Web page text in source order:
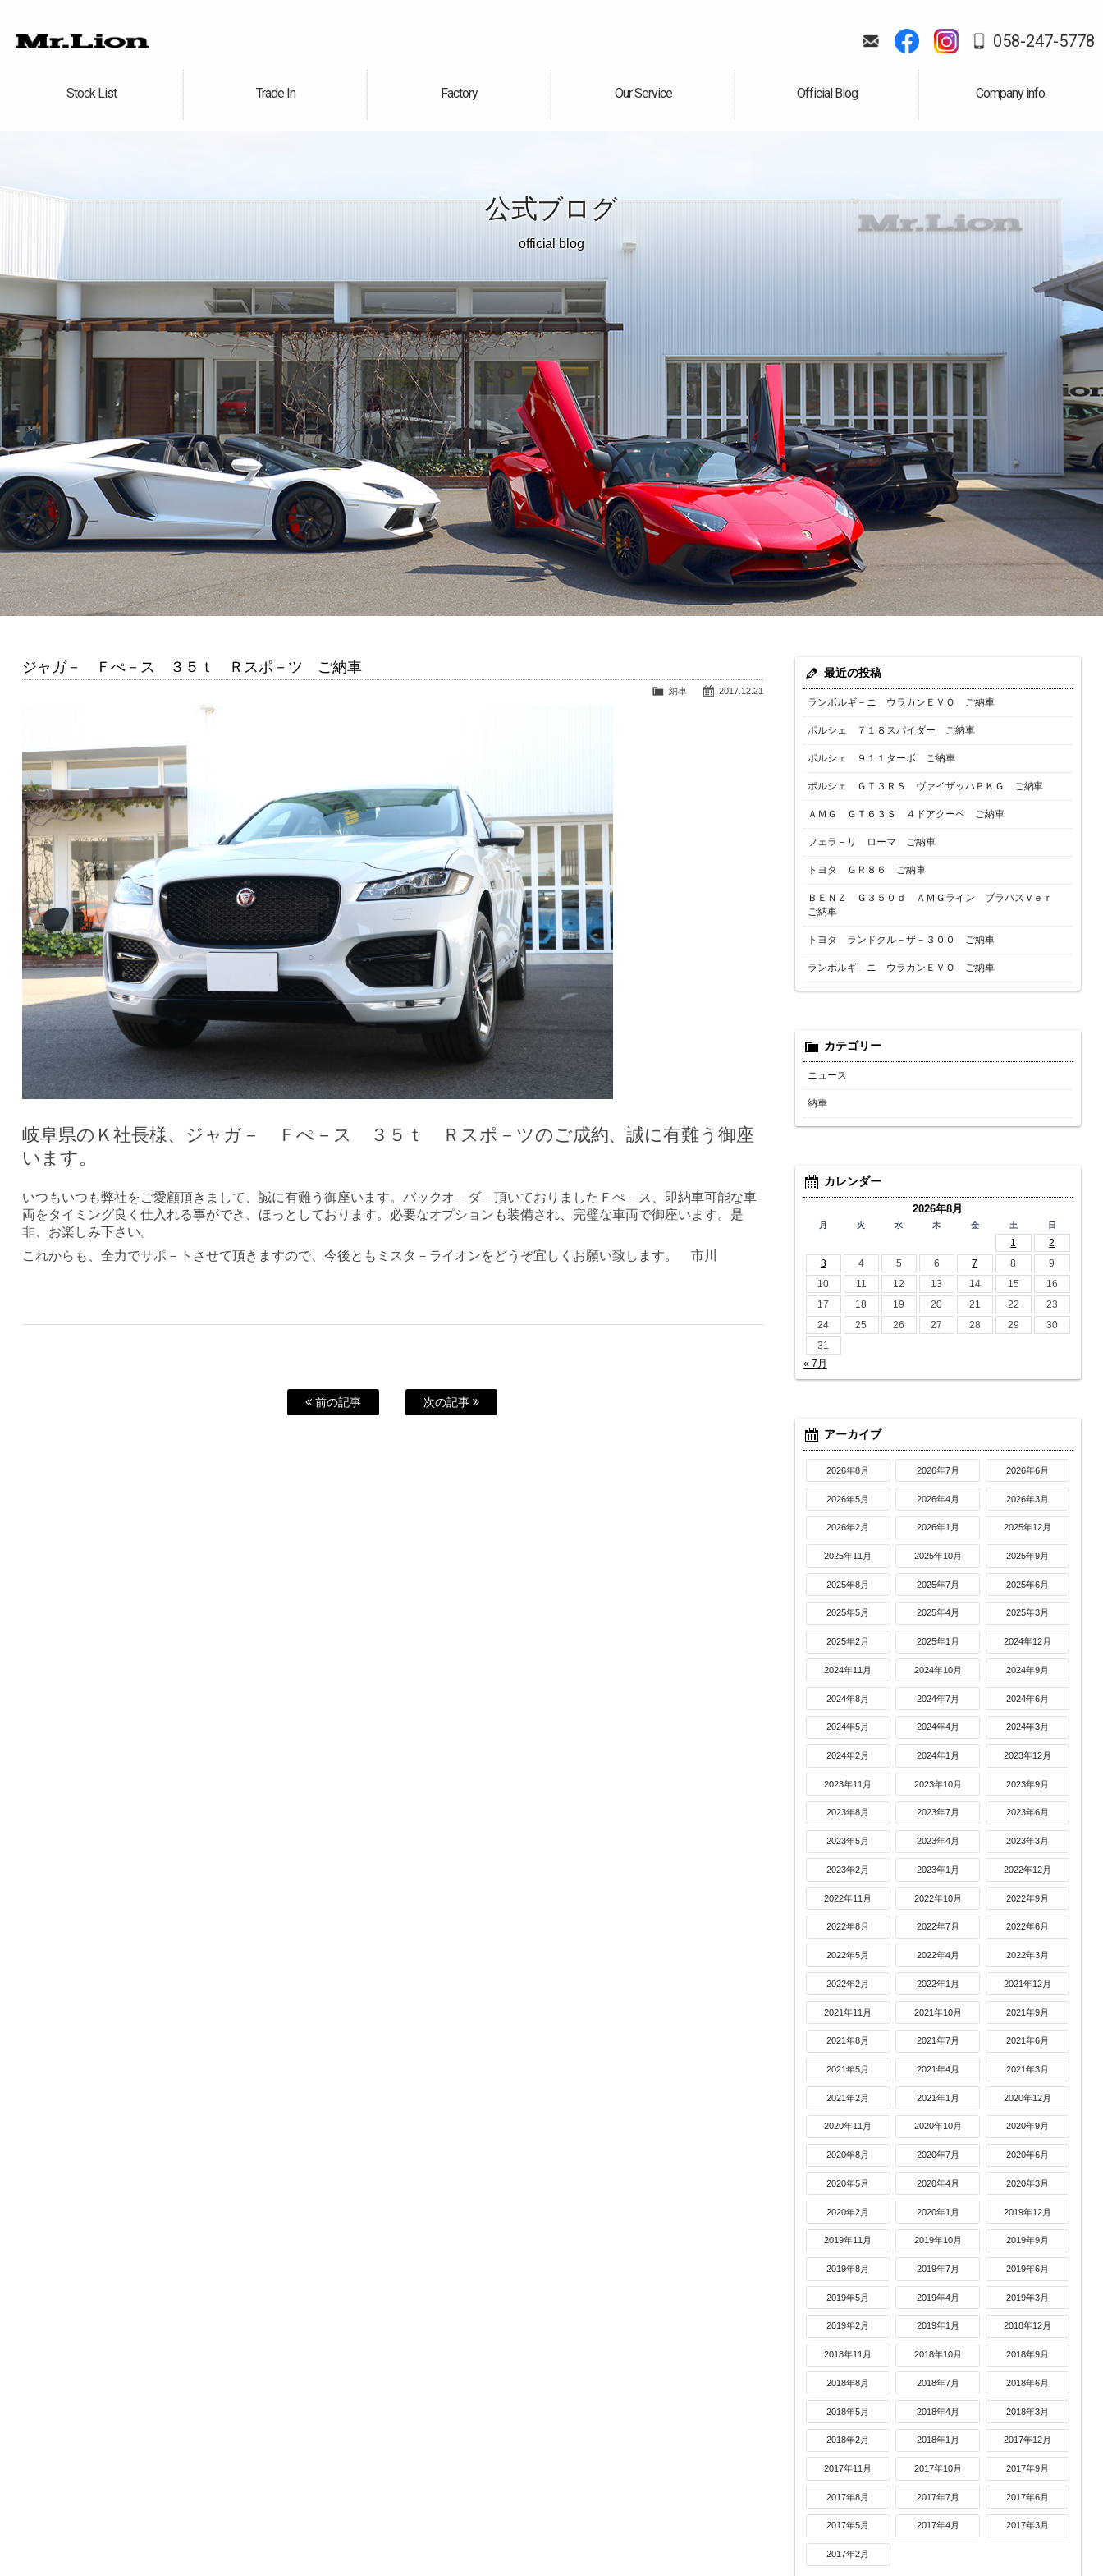
058-247-5778
Stock List
在庫車情報 Trade In
買取無料査定 Factory
自社工場 Our Service
サービス案内 Official Blog
公式ブログ Company info.
会社案内
公式ブログ
official blog
ジャガ－ Ｆぺ－ス ３５ｔ Ｒスポ－ツ ご納車
2017.12.21
納車
岐阜県のＫ社長様、ジャガ－ Ｆぺ－ス ３５ｔ Ｒスポ－ツのご成約、誠に有難う御座
います。
いつもいつも弊社をご愛顧頂きまして、誠に有難う御座います。バックオ－ダ－頂いておりましたＦぺ－ス、即納車可能な車
両をタイミング良く仕入れる事ができ、ほっとしております。必要なオプションも装備され、完璧な車両で御座います。是
非、お楽しみ下さい。
これからも、全力でサポ－トさせて頂きますので、今後ともミスタ－ライオンをどうぞ宜しくお願い致します。 市川
前の記事 次の記事
最近の投稿
ランボルギ－ニ ウラカンＥＶＯ ご納車
ポルシェ ７１８スパイダー ご納車
ポルシェ ９１１ターボ ご納車
ポルシェ ＧＴ３ＲＳ ヴァイザッハＰＫＧ ご納車
ＡＭＧ ＧＴ６３Ｓ ４ドアクーペ ご納車
フェラ－リ ローマ ご納車
トヨタ ＧＲ８６ ご納車
ＢＥＮＺ Ｇ３５０ｄ ＡＭＧライン ブラバスＶｅｒ
ご納車
トヨタ ランドクル－ザ－３００ ご納車
ランボルギ－ニ ウラカンＥＶＯ ご納車
カテゴリー
ニュース
納車
カレンダー
2026年8月
月 火 水 木 金 土 日
1
2
3
4 5 6 7 8
9
10
11 12 13 14 15
16
17
18 19 20 21 22
23
24
25 26 27 28 29
30
31
« 7月
アーカイブ
2026年8月 2026年7月 2026年6月
2026年5月 2026年4月 2026年3月
2026年2月 2026年1月 2025年12月
2025年11月 2025年10月 2025年9月
2025年8月 2025年7月 2025年6月
2025年5月 2025年4月 2025年3月
2025年2月 2025年1月 2024年12月
2024年11月 2024年10月 2024年9月
2024年8月 2024年7月 2024年6月
2024年5月 2024年4月 2024年3月
2024年2月 2024年1月 2023年12月
2023年11月 2023年10月 2023年9月
2023年8月 2023年7月 2023年6月
2023年5月 2023年4月 2023年3月
2023年2月 2023年1月 2022年12月
2022年11月 2022年10月 2022年9月
2022年8月 2022年7月 2022年6月
2022年5月 2022年4月 2022年3月
2022年2月 2022年1月 2021年12月
2021年11月 2021年10月 2021年9月
2021年8月 2021年7月 2021年6月
2021年5月 2021年4月 2021年3月
2021年2月 2021年1月 2020年12月
2020年11月 2020年10月 2020年9月
2020年8月 2020年7月 2020年6月
2020年5月 2020年4月 2020年3月
2020年2月 2020年1月 2019年12月
2019年11月 2019年10月 2019年9月
2019年8月 2019年7月 2019年6月
2019年5月 2019年4月 2019年3月
2019年2月 2019年1月 2018年12月
2018年11月 2018年10月 2018年9月
2018年8月 2018年7月 2018年6月
2018年5月 2018年4月 2018年3月
2018年2月 2018年1月 2017年12月
2017年11月 2017年10月 2017年9月
2017年8月 2017年7月 2017年6月
2017年5月 2017年4月 2017年3月
2017年2月